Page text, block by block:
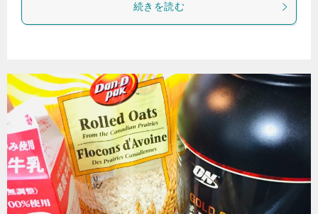
続きを読む